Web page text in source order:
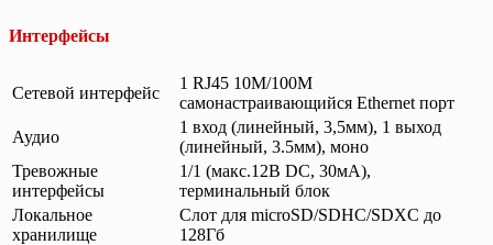
Интерфейсы
Сетевой интерфейс
1 RJ45 10M/100M
самонастраивающийся Ethernet порт
Аудио
1 вход (линейный, 3,5мм), 1 выход
(линейный, 3.5мм), моно
Тревожные
интерфейсы
1/1 (макс.12В DC, 30мА),
терминальный блок
Локальное
хранилище
Слот для microSD/SDHC/SDXC до
128Гб